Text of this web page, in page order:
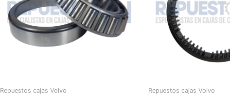
Repuestos cajas Volvo Repuestos cajas Volvo